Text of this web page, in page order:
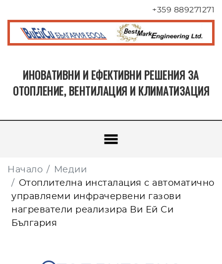
+359 889271271
ИНОВАТИВНИ И ЕФЕКТИВНИ РЕШЕНИЯ ЗА
ОТОПЛЕНИЕ, ВЕНТИЛАЦИЯ И КЛИМАТИЗАЦИЯ
Начало
Медии
Отоплителна инсталация с автоматично
управляеми инфрачервени газови
нагреватели реализира Ви Ей Си
България